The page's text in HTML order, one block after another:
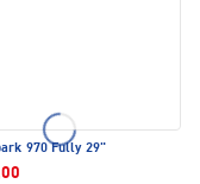
970 Fully 29"